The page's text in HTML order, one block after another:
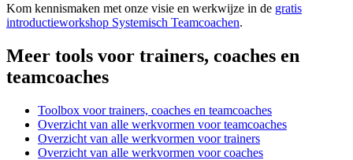
Kom kennismaken met onze visie en werkwijze in de gratis
introductieworkshop Systemisch Teamcoachen.
Meer tools voor trainers, coaches en
teamcoaches
Toolbox voor trainers, coaches en teamcoaches
Overzicht van alle werkvormen voor teamcoaches
Overzicht van alle werkvormen voor trainers
Overzicht van alle werkvormen voor coaches